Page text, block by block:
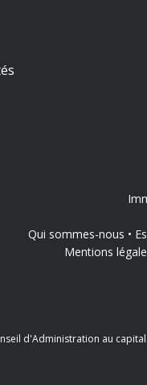
Qui sommes-nous
Mentions
d'Administration au capital